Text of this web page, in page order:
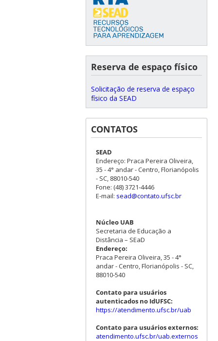
Reserva de espaço físico
Solicitação de reserva de espaço
físico da SEAD
CONTATOS
SEAD
Endereço: Praca Pereira Oliveira,
35 - 4° andar - Centro, Florianópolis
- SC, 88010-540
Fone: (48) 3721-4446
E-mail: sead@contato.ufsc.br
Núcleo UAB
Secretaria de Educação a
Distância – SEaD
Endereço:
Praca Pereira Oliveira, 35 - 4°
andar - Centro, Florianópolis - SC,
88010-540
Contato para usuários
autenticados no IdUFSC:
https://atendimento.ufsc.br/uab
Contato para usuários externos:
atendimento.ufsc.br/uab.externos